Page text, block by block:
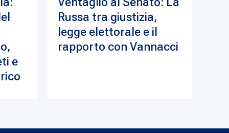
e
Russa tra giustizia,
legge elettorale e il
rapporto con Vannacci